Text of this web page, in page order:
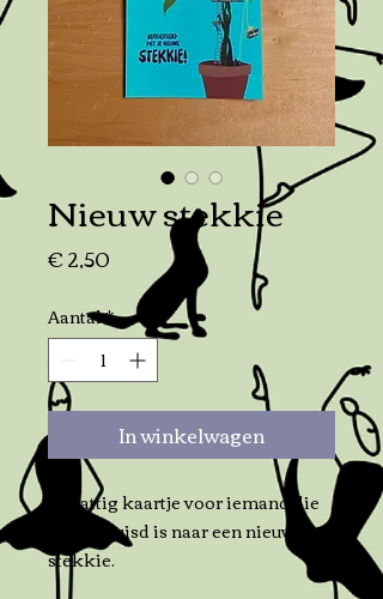
Nieuw stekkie
€ 2,50
Aantal*
In winkelwagen
Schattig kaartje voor iemand die
net verhuisd is naar een nieuw
stekkie.